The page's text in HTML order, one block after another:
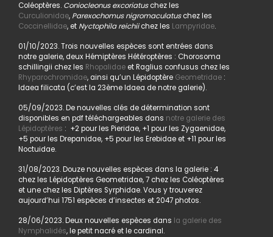
Coléoptères. Coniocleonus excoriatuschez les
Curculionidae, Parexochomus nigromaculatuschez les
Coccinellidae, et Nyctophila reichiichez les Lampyridae.
01/10/2023. Trois nouvelles espèces sont entrées dans
notre galerie, deux Hémiptères Hétéroptères : Chorosoma
schillingii chez les Rhopalidaeet Raglius confusus chez les
Rhyparochromidae, ainsi qu’un Lépidoptère Geometridae:
Idaea filicata (c’est la 23ème Idaea de notre galerie).
05/09/2023. De nouvelles clés de détermination sont
disponibles en pdf téléchargeables dans notre galerie des
Lépidoptères : +2 pour les Pieridae, +1 pour les Zygaenidae,
+5 pour les Drepanidae, +5 pour les Erebidae et +11 pour les
Noctuidae.
31/08/2023. Douze nouvelles espèces dans la galerie : 4
chez les Lépidoptères Geometridae, 7 chez les Coléoptères
et une chez les Diptères Syrphidae. Vous y trouverez
aujourd’hui 1751 espèces d’insectes et 2047 photos.
28/06/2023. Deux nouvelles espèces dans la galerie des
Nymphalidés, le petit nacré et le cardinal.